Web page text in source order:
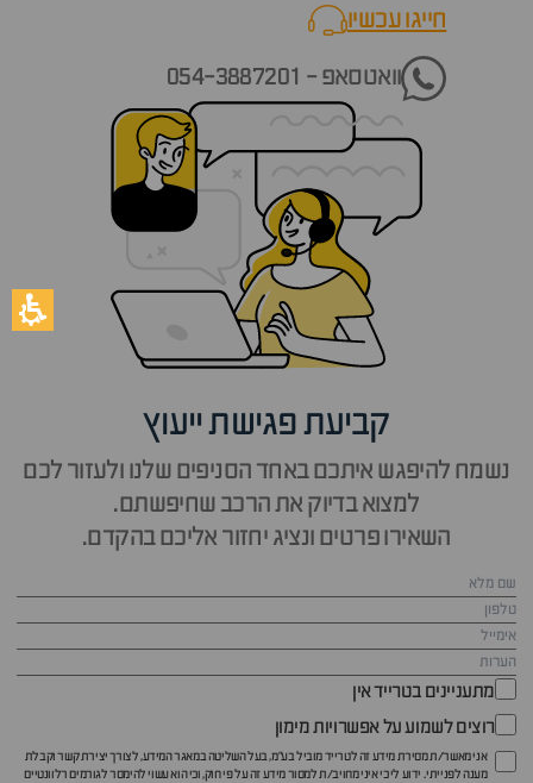
חייגו עכשיוcall now
וואטסאפ - 054-3887201
קביעת פגישת ייעוץ
נשמח להיפגש איתכם באחד הסניפים שלנו ולעזור לכם
למצוא בדיוק את הרכב שחיפשתם.
השאירו פרטים ונציג יחזור אליכם בהקדם.
מתעניינים בטרייד אין
רוצים לשמוע על אפשרויות מימון
אני מאשר/ת מסירת מידע זה לטרייד מוביל בע"מ, בעל השליטה במאגר המידע, לצורך יצירת קשר וקבלת
מענה לפנייתי. ידוע לי כי איני מחויב/ת למסור מידע זה על פי חוק, וכי הוא עשוי להימסר לגורמים רלוונטיים